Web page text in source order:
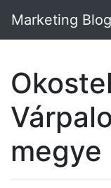
Marketing Blog
megye